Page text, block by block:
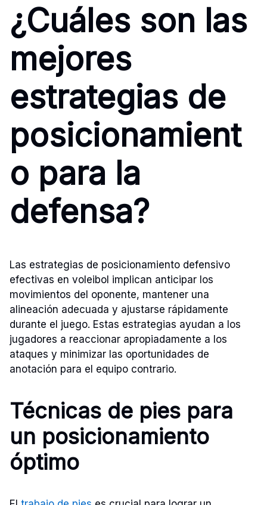
¿Cuáles son las
mejores
estrategias de
posicionamient
o para la
defensa?
Las estrategias de posicionamiento defensivo
efectivas en voleibol implican anticipar los
movimientos del oponente, mantener una
alineación adecuada y ajustarse rápidamente
durante el juego. Estas estrategias ayudan a los
jugadores a reaccionar apropiadamente a los
ataques y minimizar las oportunidades de
anotación para el equipo contrario.
Técnicas de pies para
un posicionamiento
óptimo